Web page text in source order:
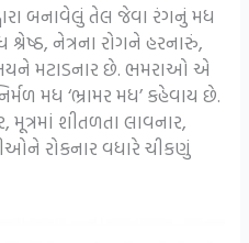
બનાવેલું તેલ જેવા રંગનું મધ
શ્રેષ્ઠ, નેત્રના રોગને હરનારું,
મટાડનાર છે. ભમરાઓ એ
મધ ‘ભ્રામર મધ’ કહેવાય છે.
શીતળતા લાવનાર,
રોકનાર વધારે ચીકણું